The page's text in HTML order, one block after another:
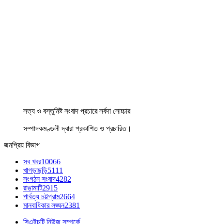
সত্য ও বস্তুনিষ্ট সংবাদ প্রচারে সর্বদা সোচ্চার
সম্পাদকমণ্ডলী দ্বারা প্রকাশিত ও প্রচারিত।
জনপ্রিয় বিভাগ
সব খবর10066
খাগড়াছড়ি5111
সংগঠন সংবাদ4282
রাঙামাটি2915
পার্বত্য চট্টগ্রাম2664
মানবাধিকার লঙ্ঘন2381
সিএইচটি নিউজ সম্পর্কে